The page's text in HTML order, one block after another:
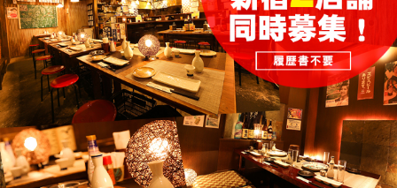
先輩体験談
メッセージ
アルバイト募集要項